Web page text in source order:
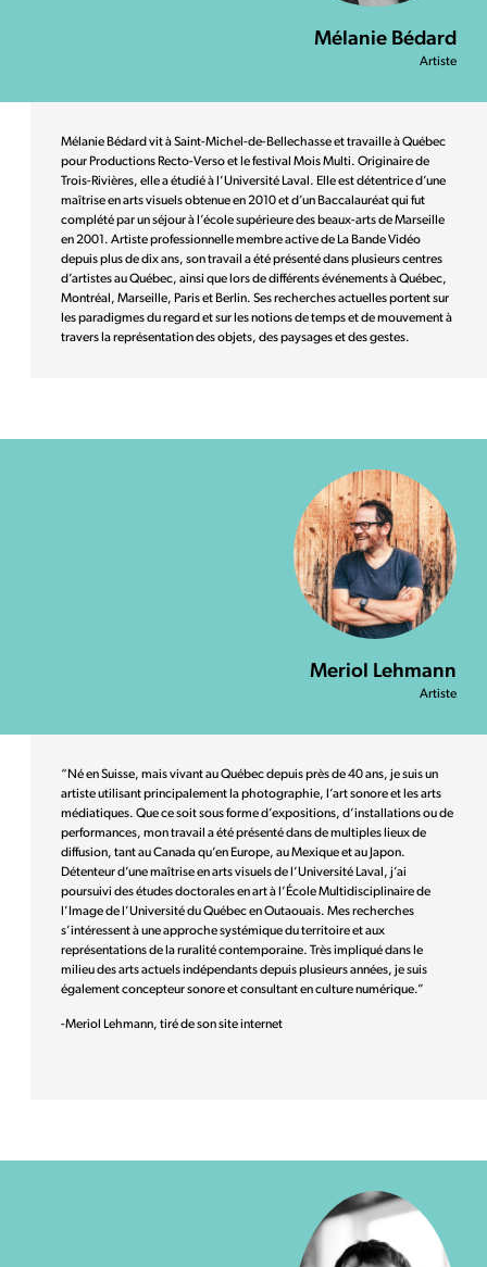
Mélanie Bédard
Artiste
Mélanie Bédard vit à Saint-Michel-de-Bellechasse et travaille à Québec
pour Productions Recto-Verso et le festival Mois Multi. Originaire de
Trois-Rivières, elle a étudié à l’Université Laval. Elle est détentrice d’une
maîtrise en arts visuels obtenue en 2010 et d’un Baccalauréat qui fut
complété par un séjour à l’école supérieure des beaux-arts de Marseille
en 2001. Artiste professionnelle membre active de La Bande Vidéo
depuis plus de dix ans, son travail a été présenté dans plusieurs centres
d’artistes au Québec, ainsi que lors de différents événements à Québec,
Montréal, Marseille, Paris et Berlin. Ses recherches actuelles portent sur
les paradigmes du regard et sur les notions de temps et de mouvement à
travers la représentation des objets, des paysages et des gestes.
Meriol Lehmann
Artiste
“Né en Suisse, mais vivant au Québec depuis près de 40 ans, je suis un
artiste utilisant principalement la photographie, l’art sonore et les arts
médiatiques. Que ce soit sous forme d’expositions, d’installations ou de
performances, mon travail a été présenté dans de multiples lieux de
diffusion, tant au Canada qu’en Europe, au Mexique et au Japon.
Détenteur d’une maîtrise en arts visuels de l’Université Laval, j’ai
poursuivi des études doctorales en art à l’École Multidisciplinaire de
l’Image de l’Université du Québec en Outaouais. Mes recherches
s’intéressent à une approche systémique du territoire et aux
représentations de la ruralité contemporaine. Très impliqué dans le
milieu des arts actuels indépendants depuis plusieurs années, je suis
également concepteur sonore et consultant en culture numérique.”
-Meriol Lehmann, tiré de son site internet